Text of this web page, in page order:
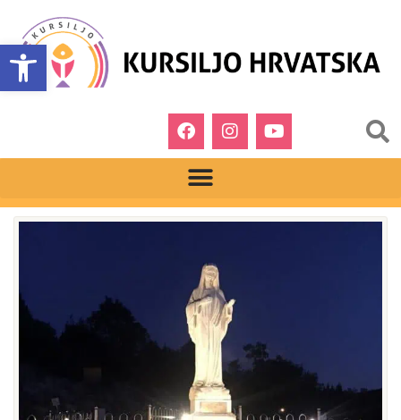
Open toolbar